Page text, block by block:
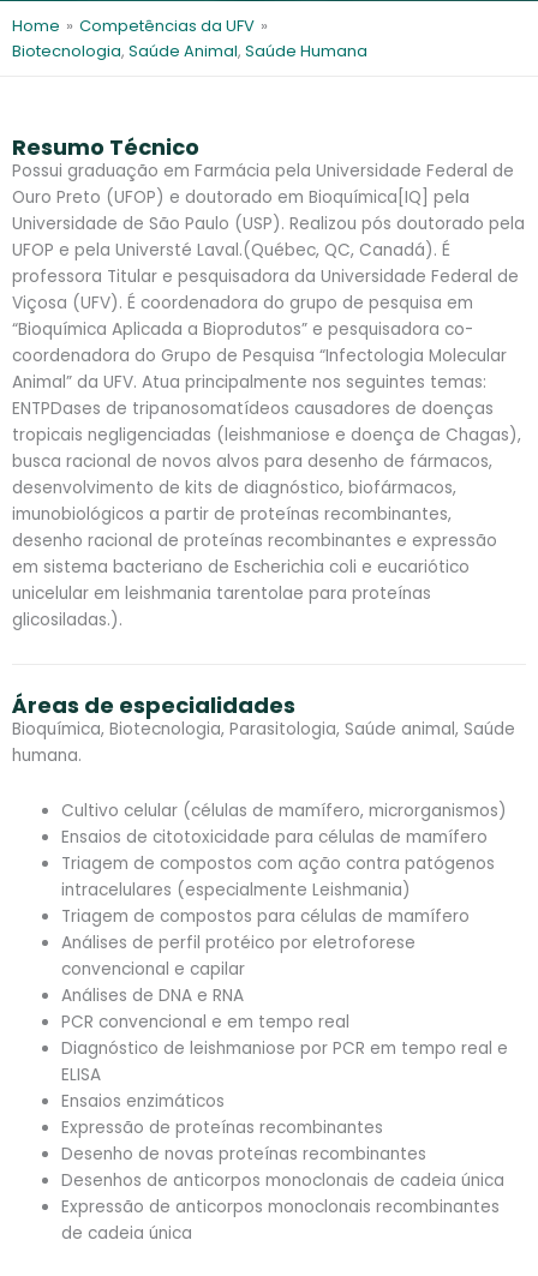
l e
s
Home » Competências da UFV »
Biotecnologia, Saúde Animal, Saúde Humana
Resumo Técnico
Possui graduação em Farmácia pela Universidade Federal de
Ouro Preto (UFOP) e doutorado em Bioquímica[IQ] pela
Universidade de São Paulo (USP). Realizou pós doutorado pela
UFOP e pela Universté Laval.(Québec, QC, Canadá). É
professora Titular e pesquisadora da Universidade Federal de
Viçosa (UFV). É coordenadora do grupo de pesquisa em
“Bioquímica Aplicada a Bioprodutos” e pesquisadora co-
coordenadora do Grupo de Pesquisa “Infectologia Molecular
Animal” da UFV. Atua principalmente nos seguintes temas:
ENTPDases de tripanosomatídeos causadores de doenças
tropicais negligenciadas (leishmaniose e doença de Chagas),
busca racional de novos alvos para desenho de fármacos,
desenvolvimento de kits de diagnóstico, biofármacos,
imunobiológicos a partir de proteínas recombinantes,
desenho racional de proteínas recombinantes e expressão
em sistema bacteriano de Escherichia coli e eucariótico
unicelular em leishmania tarentolae para proteínas
glicosiladas.).
Áreas de especialidades
Bioquímica, Biotecnologia, Parasitologia, Saúde animal, Saúde
humana.
Cultivo celular (células de mamífero, microrganismos)
Ensaios de citotoxicidade para células de mamífero
Triagem de compostos com ação contra patógenos
intracelulares (especialmente Leishmania)
Triagem de compostos para células de mamífero
Análises de perfil protéico por eletroforese
convencional e capilar
Análises de DNA e RNA
PCR convencional e em tempo real
Diagnóstico de leishmaniose por PCR em tempo real e
ELISA
Ensaios enzimáticos
Expressão de proteínas recombinantes
Desenho de novas proteínas recombinantes
Desenhos de anticorpos monoclonais de cadeia única
Expressão de anticorpos monoclonais recombinantes
de cadeia única